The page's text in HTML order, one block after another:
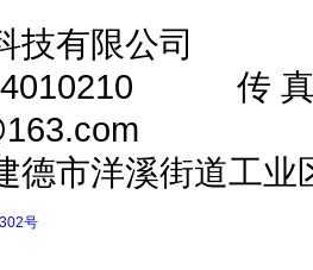
科技有限公
传 真
德市洋溪街道工业
号